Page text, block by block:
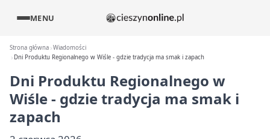
MENU
Strona główna Wiadomości
Dni Produktu Regionalnego w Wiśle - gdzie tradycja ma smak i zapach
Dni Produktu Regionalnego w
Wiśle - gdzie tradycja ma smak i
zapach